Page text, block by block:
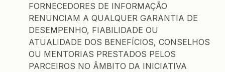
FORNECEDORES DE INFORMAÇÃO
RENUNCIAM A QUALQUER GARANTIA DE
DESEMPENHO, FIABILIDADE OU
ATUALIDADE DOS BENEFÍCIOS, CONSELHOS
OU MENTORIAS PRESTADOS PELOS
PARCEIROS NO ÂMBITO DA INICIATIVA